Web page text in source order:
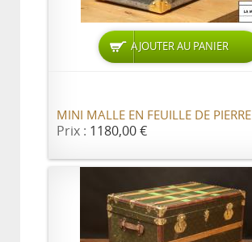
AJOUTER AU PANIER
MINI MALLE EN FEUILLE DE PIERRE
Prix : 1180,00 €